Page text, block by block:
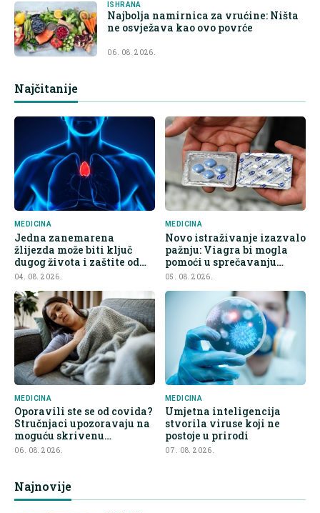
ISHRANA
Najbolja namirnica za vrućine: Ništa
ne osvježava kao ovo povrće
06. 08. 2026.
Najčitanije
MEDICINA
Jedna zanemarena
žlijezda može biti ključ
dugog života i zaštite od
raka
04. 08. 2026.
MEDICINA
Novo istraživanje izazvalo
pažnju: Viagra bi mogla
pomoći u sprečavanju
širenja raka
05. 08. 2026.
MEDICINA
Oporavili ste se od covida?
Stručnjaci upozoravaju na
moguću skrivenu
posljedicu
06. 08. 2026.
MEDICINA
Umjetna inteligencija
stvorila viruse koji ne
postoje u prirodi
07. 08. 2026.
Najnovije